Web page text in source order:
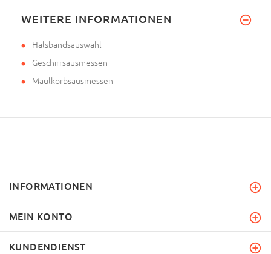
WEITERE INFORMATIONEN
Halsbandsauswahl
Geschirrsausmessen
Maulkorbsausmessen
INFORMATIONEN
MEIN KONTO
KUNDENDIENST